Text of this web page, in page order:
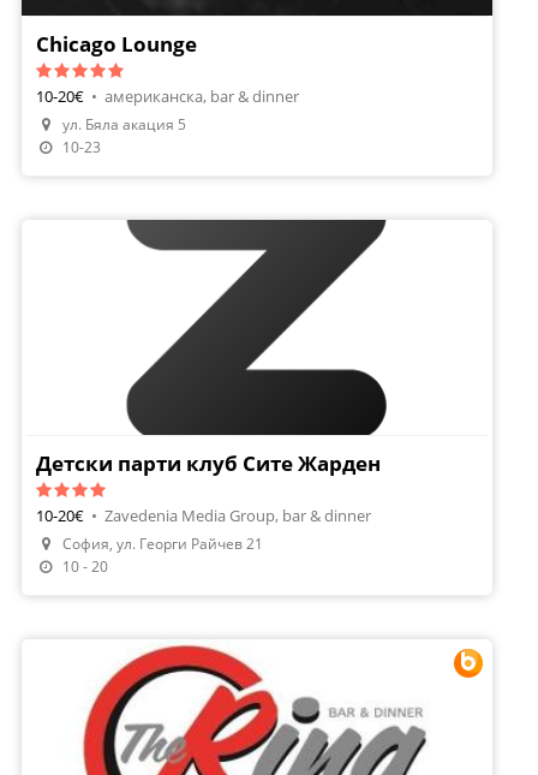
Chicago Lounge
10-20€ • американска, bar & dinner
ул. Бяла акация 5
10-23
Детски парти клуб Сите Жарден
10-20€ • Zavedenia Media Group, bar & dinner
София, ул. Георги Райчев 21
10 - 20